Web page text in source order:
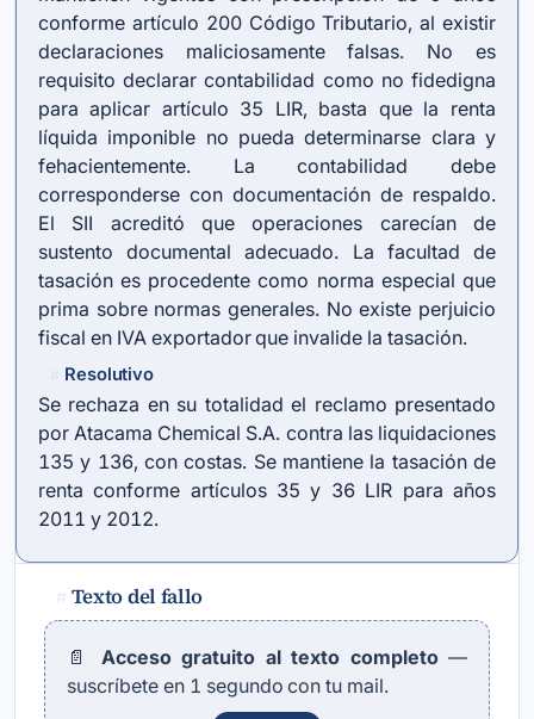
conforme artículo 200 Código Tributario, al existir
declaraciones maliciosamente falsas. No es
requisito declarar contabilidad como no fidedigna
para aplicar artículo 35 LIR, basta que la renta
líquida imponible no pueda determinarse clara y
fehacientemente. La contabilidad debe
corresponderse con documentación de respaldo.
El SII acreditó que operaciones carecían de
sustento documental adecuado. La facultad de
tasación es procedente como norma especial que
prima sobre normas generales. No existe perjuicio
fiscal en IVA exportador que invalide la tasación.
Resolutivo
Se rechaza en su totalidad el reclamo presentado
por Atacama Chemical S.A. contra las liquidaciones
135 y 136, con costas. Se mantiene la tasación de
renta conforme artículos 35 y 36 LIR para años
2011 y 2012.
# Texto del fallo
📄 Acceso gratuito al texto completo—
suscríbete en 1 segundo con tu mail.